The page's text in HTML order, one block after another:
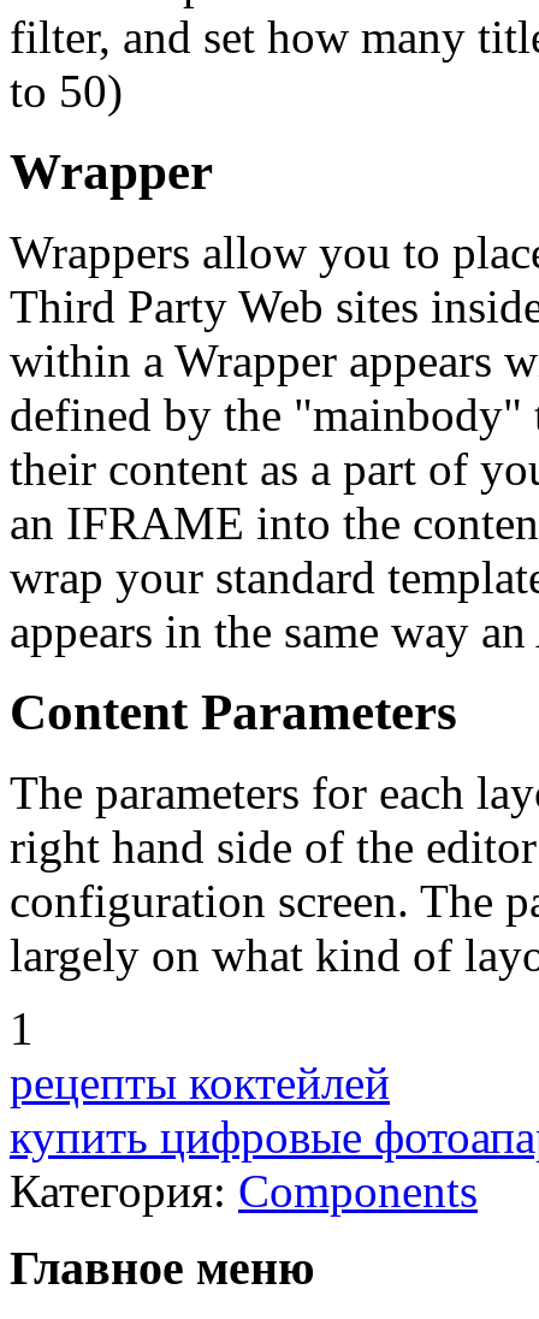
filter, and set how many
to 50)
Wrapper
Wrappers allow you to
Third Party Web sites
within a Wrapper appears
defined by the
their content as a part of
an IFRAME into the
wrap your standard
appears in the same way
Content Parameters
The parameters for each
right hand side of the
configuration screen. The
largely on what kind of
1
рецепты коктейлей
купить цифровые
Категория: Components
Главное меню